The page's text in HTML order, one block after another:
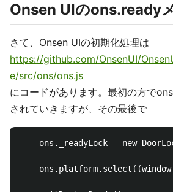
Onsen UIのons.ready
さて、Onsen UIの初期化処理は
https://github.com/OnsenUI/
e/src/ons/ons.js
にコードがあります。最初の方で
されていきますが、その最後で
ons._readyLock = new